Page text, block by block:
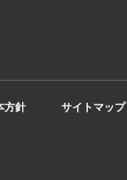
方針 サイトマップ